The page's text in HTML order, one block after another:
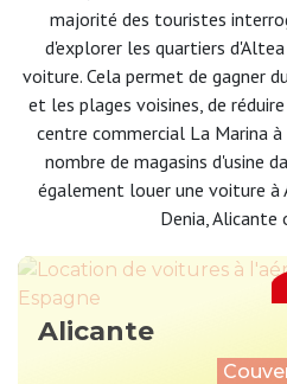
majorité des touristes
d'explorer les quartiers
voiture. Cela permet de gagner
et les plages voisines, de
centre commercial La Marina
nombre de magasins d'usine
également louer une voiture à
Denia, Alicante
Alicante